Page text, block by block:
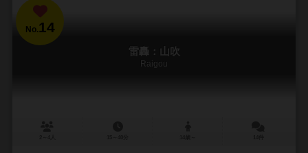
No.14
雷轟：山吹
Raigou